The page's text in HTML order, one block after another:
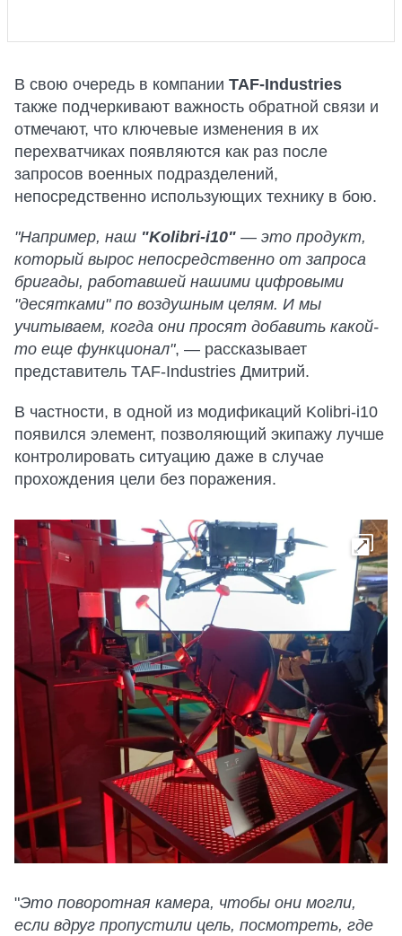
В свою очередь в компании TAF-Industries
также подчеркивают важность обратной связи и
отмечают, что ключевые изменения в их
перехватчиках появляются как раз после
запросов военных подразделений,
непосредственно использующих технику в бою.
"Например, наш "Kolibri-i10" — это продукт,
который вырос непосредственно от запроса
бригады, работавшей нашими цифровыми
"десятками" по воздушным целям. И мы
учитываем, когда они просят добавить какой-
то еще функционал", — рассказывает
представитель TAF-Industries Дмитрий.
В частности, в одной из модификаций Kolibri-i10
появился элемент, позволяющий экипажу лучше
контролировать ситуацию даже в случае
прохождения цели без поражения.
"Это поворотная камера, чтобы они могли,
если вдруг пропустили цель, посмотреть, где